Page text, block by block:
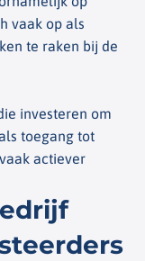
vaak op als
te raken bij de
investeren om
toegang tot
actiever